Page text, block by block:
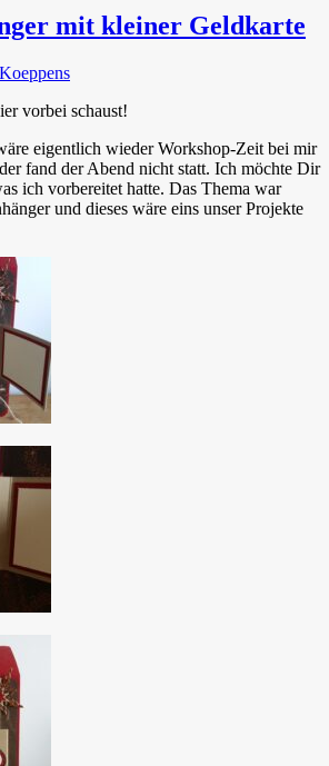
mit kleiner Geldkarte
vorbei schaust!
eigentlich wieder Workshop-Zeit bei mir
fand der Abend nicht statt. Ich möchte Dir
ich vorbereitet hatte. Das Thema war
und dieses wäre eins unser Projekte